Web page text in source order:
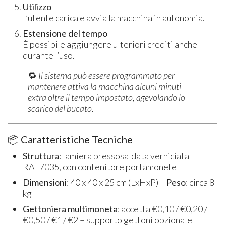
Utilizzo
L’utente carica e avvia la macchina in autonomia.
Estensione del tempo
È possibile aggiungere ulteriori crediti anche
durante l’uso.
🔁 Il sistema può essere programmato per
mantenere attiva la macchina alcuni minuti
extra oltre il tempo impostato, agevolando lo
scarico del bucato.
📦 Caratteristiche Tecniche
Struttura: lamiera pressosaldata verniciata
RAL7035, con contenitore portamonete
Dimensioni: 40 x 40 x 25 cm (LxHxP) – Peso: circa 8
kg
Gettoniera multimoneta: accetta €0,10 / €0,20 /
€0,50 / €1 / €2 – supporto gettoni opzionale